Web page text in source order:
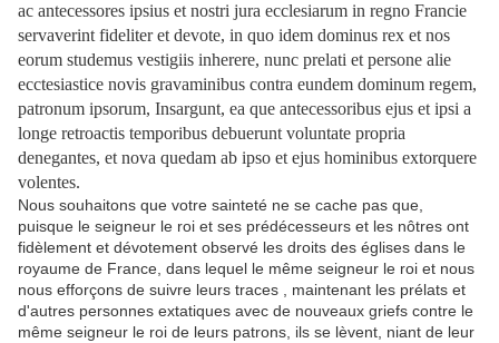
ac antecessores ipsius et nostri jura ecclesiarum in regno Francie
servaverint fideliter et devote, in quo idem dominus rex et nos
eorum studemus vestigiis inherere, nunc prelati et persone alie
ecctesiastice novis gravaminibus contra eundem dominum regem,
patronum ipsorum, Insargunt, ea que antecessoribus ejus et ipsi a
longe retroactis temporibus debuerunt voluntate propria
denegantes, et nova quedam ab ipso et ejus hominibus extorquere
volentes.
Nous souhaitons que votre sainteté ne se cache pas que,
puisque le seigneur le roi et ses prédécesseurs et les nôtres ont
fidèlement et dévotement observé les droits des églises dans le
royaume de France, dans lequel le même seigneur le roi et nous
nous efforçons de suivre leurs traces , maintenant les prélats et
d'autres personnes extatiques avec de nouveaux griefs contre le
même seigneur le roi de leurs patrons, ils se lèvent, niant de leur